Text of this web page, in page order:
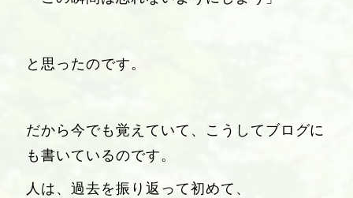
と思ったのです。
だから今でも覚えていて、こうしてブログに
も書いているのです。
人は、過去を振り返って初めて、